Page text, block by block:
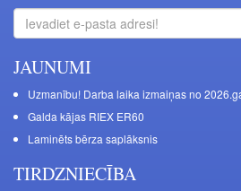
JAUNUMI
Uzmanību! Darba laika izmaiņas no
Galda kājas RIEX ER60
Laminēts bērza saplāksnis
TIRDZNIECĪBA